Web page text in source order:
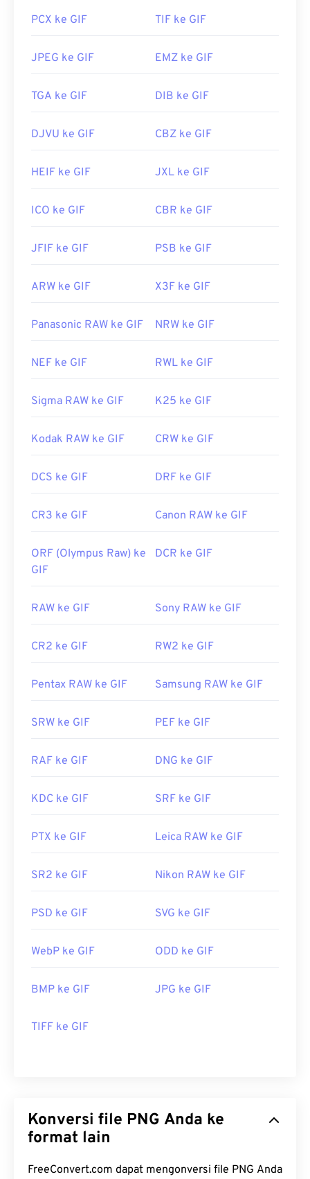
Dikembangkan oleh:
PNG Development Group
Rilis Awal:1 Oktober 1996
Artikel LifeWire tentang PNG
Gunakan Pemilih Warna
kami untuk memilih warna
Photoshop. Di Windows, buka GIF dengan
gunakan penampil dan editor gambar Adobe,
Dikembangkan oleh:
CompuServe, Inc.
Tautan yang berguna:
PCX ke GIF TIF ke GIF
JPEG ke GIF EMZ ke GIF
TGA ke GIF DIB ke GIF
DJVU ke GIF CBZ ke GIF
HEIF ke GIF JXL ke GIF
ICO ke GIF CBR ke GIF
JFIF ke GIF PSB ke GIF
ARW ke GIF X3F ke GIF
Panasonic RAW ke GIF NRW ke GIF
NEF ke GIF RWL ke GIF
Sigma RAW ke GIF K25 ke GIF
Kodak RAW ke GIF CRW ke GIF
DCS ke GIF DRF ke GIF
CR3 ke GIF Canon RAW ke GIF
ORF (Olympus Raw) ke
GIF
DCR ke GIF
RAW ke GIF Sony RAW ke GIF
CR2 ke GIF RW2 ke GIF
Pentax RAW ke GIF Samsung RAW ke GIF
SRW ke GIF PEF ke GIF
RAF ke GIF DNG ke GIF
KDC ke GIF SRF ke GIF
PTX ke GIF Leica RAW ke GIF
SR2 ke GIF Nikon RAW ke GIF
PSD ke GIF SVG ke GIF
WebP ke GIF ODD ke GIF
BMP ke GIF JPG ke GIF
TIFF ke GIF
Konversi file PNG Anda ke
format lain
FreeConvert.com dapat mengonversi file PNG Anda